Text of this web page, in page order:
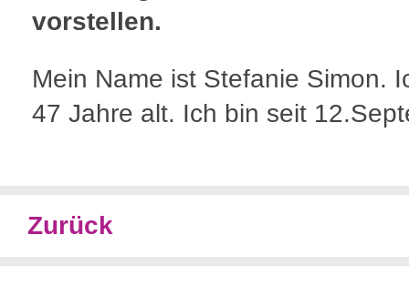
vorstellen.
Mein Name ist Stefanie Simon.
47 Jahre alt. Ich bin seit
Zurück